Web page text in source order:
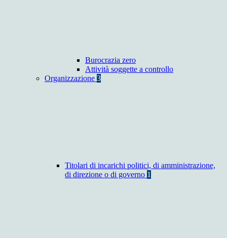
Burocrazia zero
Attività soggette a controllo
Organizzazione 3
Titolari di incarichi politici, di amministrazione,
di direzione o di governo 1